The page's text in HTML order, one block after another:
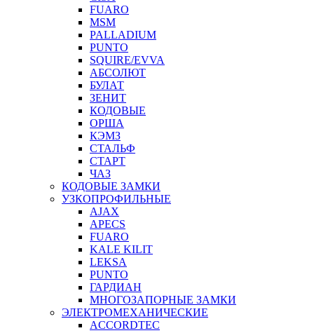
FUARO
MSM
PALLADIUM
PUNTO
SQUIRE/EVVA
АБСОЛЮТ
БУЛАТ
ЗЕНИТ
КОДОВЫЕ
ОРША
КЭМЗ
СТАЛЬФ
СТАРТ
ЧАЗ
КОДОВЫЕ ЗАМКИ
УЗКОПРОФИЛЬНЫЕ
AJAX
APECS
FUARO
KALE KILIT
LEKSA
PUNTO
ГАРДИАН
МНОГОЗАПОРНЫЕ ЗАМКИ
ЭЛЕКТРОМЕХАНИЧЕСКИЕ
ACCORDTEC